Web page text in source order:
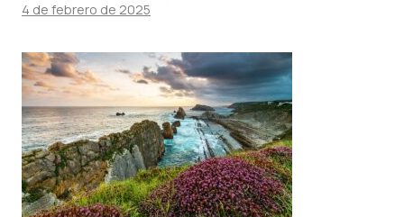
4 de febrero de 2025